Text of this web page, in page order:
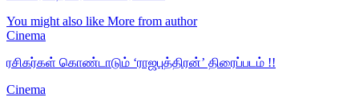
You might also like More from author
Cinema
ரசிகர்கள் கொண்டாடும் ‘ராஜபுத்திரன்’ திரைப்படம் !!
Cinema